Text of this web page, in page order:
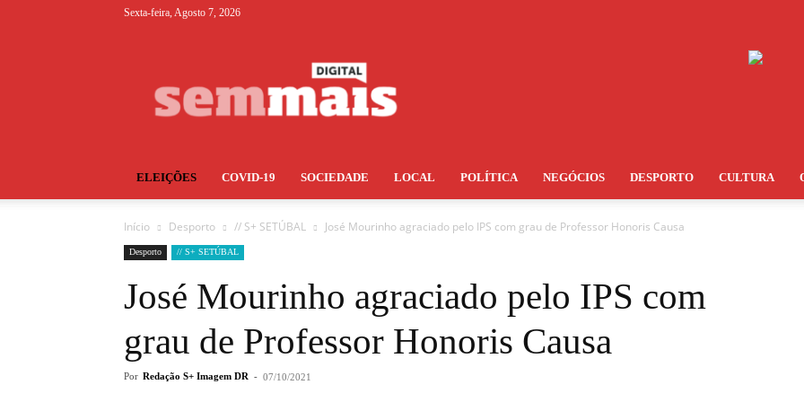
Sexta-feira, Agosto 7, 2026
ELEIÇÕES COVID-19 SOCIEDADE LOCAL POLÍTICA NEGÓCIOS DESPORTO CULTURA
Início Desporto // S+ SETÚBAL José Mourinho agraciado pelo IPS com grau de Professor Honoris Causa
Desporto // S+ SETÚBAL
José Mourinho agraciado pelo IPS com
grau de Professor Honoris Causa
Por Redação S+ Imagem DR - 07/10/2021